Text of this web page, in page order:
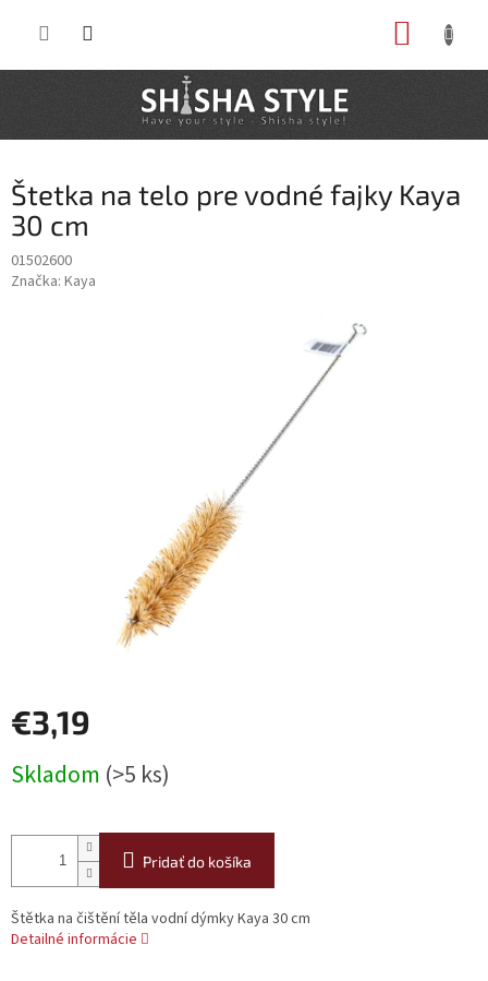
Štetka na telo pre vodné fajky Kaya
30 cm
01502600
Značka: Kaya
€3,19
cena:
Skladom (>5 ks)
Pridať do košíka
Štětka na čištění těla vodní dýmky Kaya 30 cm
Detailné informácie